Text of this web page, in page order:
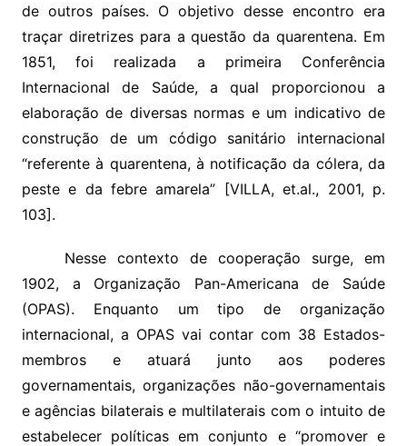
de outros países. O objetivo desse encontro era
traçar diretrizes para a questão da quarentena. Em
1851, foi realizada a primeira Conferência
Internacional de Saúde, a qual proporcionou a
elaboração de diversas normas e um indicativo de
construção de um código sanitário internacional
“referente à quarentena, à notificação da cólera, da
peste e da febre amarela” [VILLA, et.al., 2001, p.
103].
Nesse contexto de cooperação surge, em
1902, a Organização Pan-Americana de Saúde
(OPAS). Enquanto um tipo de organização
internacional, a OPAS vai contar com 38 Estados-
membros e atuará junto aos poderes
governamentais, organizações não-governamentais
e agências bilaterais e multilaterais com o intuito de
estabelecer políticas em conjunto e “promover e